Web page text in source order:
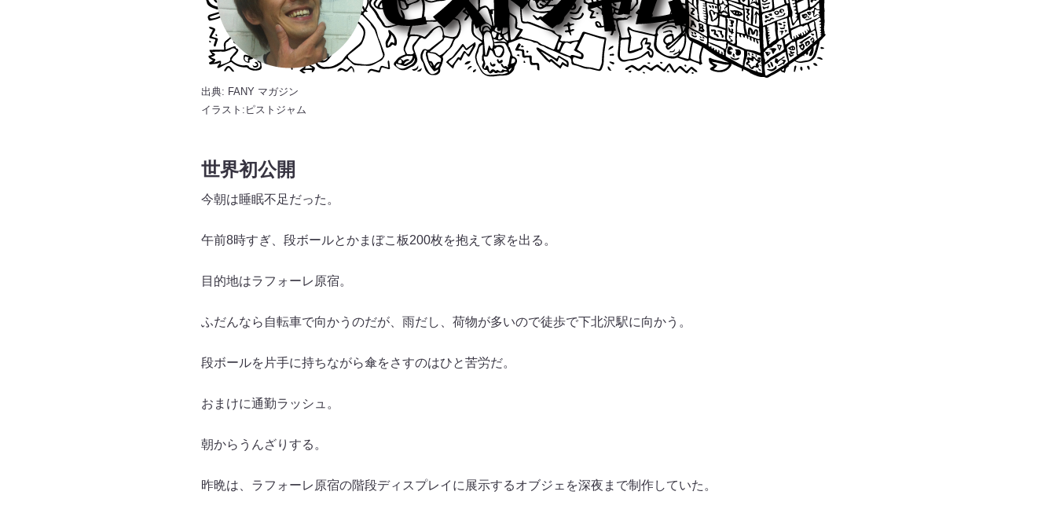
出典: FANY マガジン
イラスト:ピストジャム
世界初公開
今朝は睡眠不足だった。
午前8時すぎ、段ボールとかまぼこ板200枚を抱えて家を出る。
目的地はラフォーレ原宿。
ふだんなら自転車で向かうのだが、雨だし、荷物が多いので徒歩で下北沢駅に向かう。
段ボールを片手に持ちながら傘をさすのはひと苦労だ。
おまけに通勤ラッシュ。
朝からうんざりする。
昨晩は、ラフォーレ原宿の階段ディスプレイに展示するオブジェを深夜まで制作していた。